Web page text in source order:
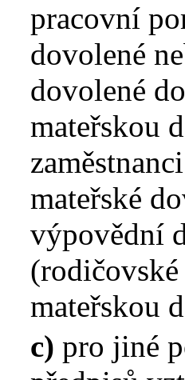
pracovní
dovolené
dovolené
mateřskou
mateřské
výpovědní
mateřskou
c) pro jiné